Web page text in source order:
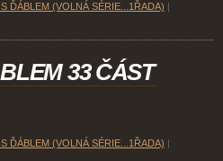
ĎÁBLEM (VOLNÁ SÉRIE...1ŘADA)
33 ČÁST
ĎÁBLEM (VOLNÁ SÉRIE...1ŘADA)